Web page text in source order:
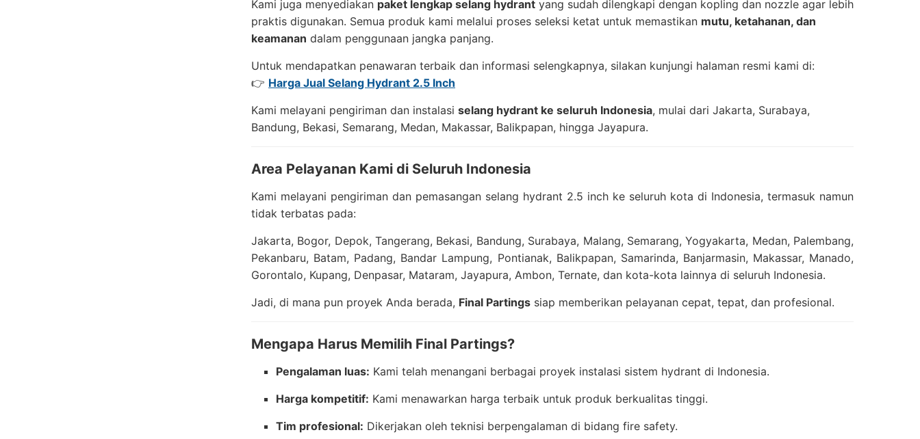
Kami juga menyediakan paket lengkap selang hydrant yang sudah dilengkapi dengan kopling dan nozzle agar lebih
praktis digunakan. Semua produk kami melalui proses seleksi ketat untuk memastikan mutu, ketahanan, dan
keamanan dalam penggunaan jangka panjang.
Untuk mendapatkan penawaran terbaik dan informasi selengkapnya, silakan kunjungi halaman resmi kami di:
👉 Harga Jual Selang Hydrant 2.5 Inch
Kami melayani pengiriman dan instalasi selang hydrant ke seluruh Indonesia, mulai dari Jakarta, Surabaya,
Bandung, Bekasi, Semarang, Medan, Makassar, Balikpapan, hingga Jayapura.
Area Pelayanan Kami di Seluruh Indonesia
Kami melayani pengiriman dan pemasangan selang hydrant 2.5 inch ke seluruh kota di Indonesia, termasuk namun
tidak terbatas pada:
Jakarta, Bogor, Depok, Tangerang, Bekasi, Bandung, Surabaya, Malang, Semarang, Yogyakarta, Medan, Palembang,
Pekanbaru, Batam, Padang, Bandar Lampung, Pontianak, Balikpapan, Samarinda, Banjarmasin, Makassar, Manado,
Gorontalo, Kupang, Denpasar, Mataram, Jayapura, Ambon, Ternate, dan kota-kota lainnya di seluruh Indonesia.
Jadi, di mana pun proyek Anda berada, Final Partings siap memberikan pelayanan cepat, tepat, dan profesional.
Mengapa Harus Memilih Final Partings?
Pengalaman luas: Kami telah menangani berbagai proyek instalasi sistem hydrant di Indonesia.
Harga kompetitif: Kami menawarkan harga terbaik untuk produk berkualitas tinggi.
Tim profesional: Dikerjakan oleh teknisi berpengalaman di bidang fire safety.